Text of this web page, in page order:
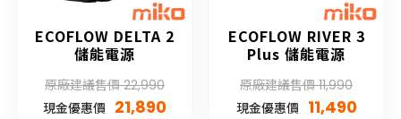
ECOFLOW DELTA 2
儲能電源
原廠建議售價 22,990
現金優惠價 21,890
ECOFLOW RIVER 3
Plus 儲能電源
原廠建議售價 11,990
現金優惠價 11,490